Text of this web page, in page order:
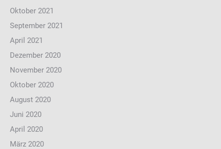
Oktober 2021
September 2021
April 2021
Dezember 2020
November 2020
Oktober 2020
August 2020
Juni 2020
April 2020
März 2020